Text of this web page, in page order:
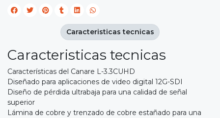
Caracteristicas tecnicas
Características del Canare L-3.3CUHD
Diseñado para aplicaciones de video digital 12G-SDI
Diseño de pérdida ultrabaja para una calidad de señal
superior
Lámina de cobre y trenzado de cobre estañado para una
Caracteristicas tecnicas